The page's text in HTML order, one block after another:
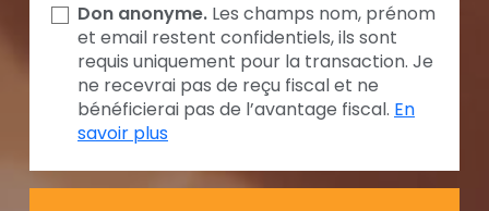
Don anonyme. Les champs nom, prénom
et email restent confidentiels, ils sont
requis uniquement pour la transaction. Je
ne recevrai pas de reçu fiscal et ne
bénéficierai pas de l’avantage fiscal. En
savoir plus